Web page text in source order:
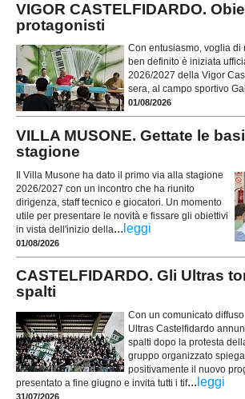
VIGOR CASTELFIDARDO.
protagonisti
Con entusiasmo, voglia di
ben definito è iniziata
2026/2027 della Vigor
sera, al campo sportivo
01/08/2026
VILLA MUSONE. Gettate le
stagione
Il Villa Musone ha dato il primo via alla stagione
2026/2027 con un incontro che ha riunito
dirigenza, staff tecnico e giocatori. Un momento
utile per presentare le novità e fissare gli obiettivi
in vista dell'inizio della... leggi
01/08/2026
CASTELFIDARDO. Gli Ultras
spalti
Con un comunicato
Ultras Castelfidardo
spalti dopo la protesta
gruppo organizzato
positivamente il nuovo
presentato a fine giugno e invita tutti i tif... leggi
31/07/2026